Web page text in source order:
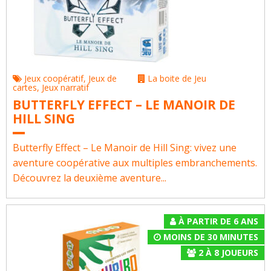
Jeux coopératif, Jeux de
cartes, Jeux narratif
La boite de Jeu
BUTTERFLY EFFECT – LE MANOIR DE
HILL SING
Butterfly Effect – Le Manoir de Hill Sing: vivez une
aventure coopérative aux multiples embranchements.
Découvrez la deuxième aventure...
À PARTIR DE 6 ANS
MOINS DE 30 MINUTES
2À 8JOUEURS